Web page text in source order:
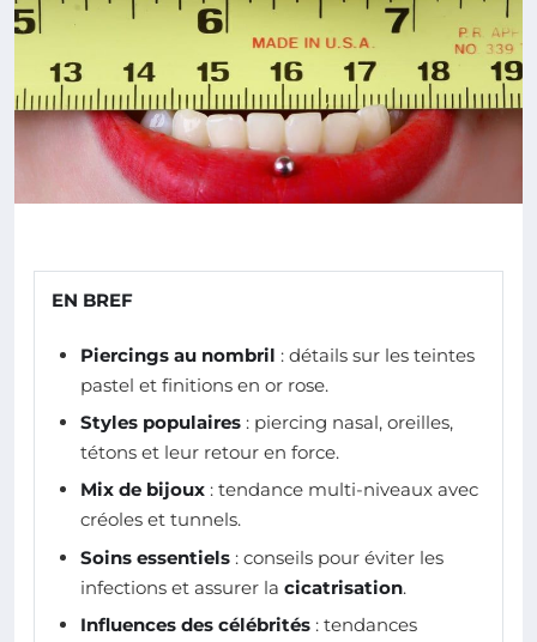
EN BREF
Piercings au nombril : détails sur les teintes
pastel et finitions en or rose.
Styles populaires : piercing nasal, oreilles,
tétons et leur retour en force.
Mix de bijoux : tendance multi-niveaux avec
créoles et tunnels.
Soins essentiels : conseils pour éviter les
infections et assurer la cicatrisation.
Influences des célébrités : tendances